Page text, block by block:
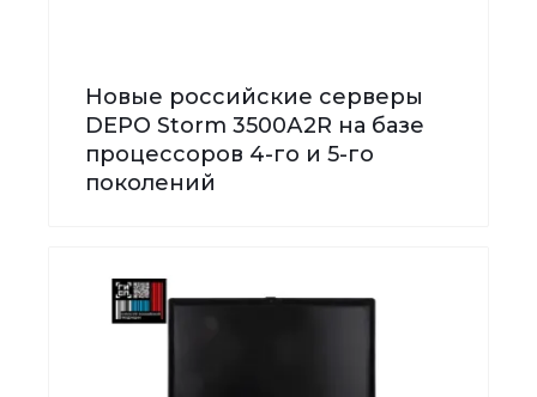
Новые российские серверы
DEPO Storm 3500А2R на базе
процессоров 4-го и 5-го
поколений